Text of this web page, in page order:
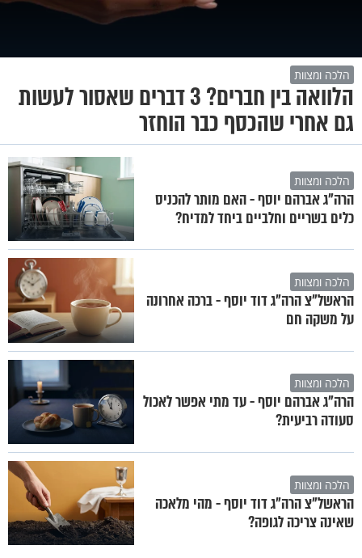
הלכה ומצוות
הלוואה בין חברים? 3 דברים שאסור לעשות
גם אחרי שהכסף כבר הוחזר
הלכה ומצוות
הרה"ג אברהם יוסף - האם מותר להכניס
כלים בשריים וחלביים ביחד למדיח?
הלכה ומצוות
הראשל"צ הרה"ג דוד יוסף - ברכה אחרונה
על משקה חם
הלכה ומצוות
הרה"ג אברהם יוסף - עד מתי אפשר לאכול
סעודה רביעית?
הלכה ומצוות
הראשל"צ הרה"ג דוד יוסף - מהי מלאכה
שאינה צריכה לגופה?